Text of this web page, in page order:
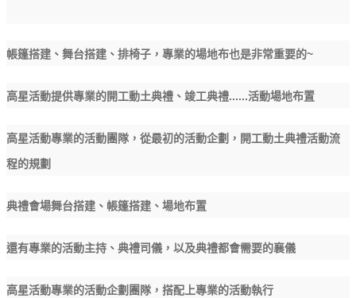
帳篷搭建、舞台搭建、排椅子，專業的場地布也是非常重要的~
高星活動提供專業的開工動土典禮、竣工典禮......活動場地布置
高星活動專業的活動團隊，從最初的活動企劃，開工動土典禮活動流
程的規劃
典禮會場舞台搭建、帳篷搭建、場地布置
還有專業的活動主持、典禮司儀，以及典禮都會需要的襄儀
高星活動專業的活動企劃團隊，搭配上專業的活動執行